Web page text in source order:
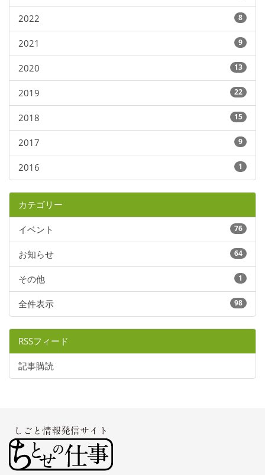
2022 8
2021 9
2020 13
2019 22
2018 15
2017 9
2016 1
カテゴリー
イベント 76
お知らせ 64
その他 1
全件表示 98
RSSフィード
記事購読